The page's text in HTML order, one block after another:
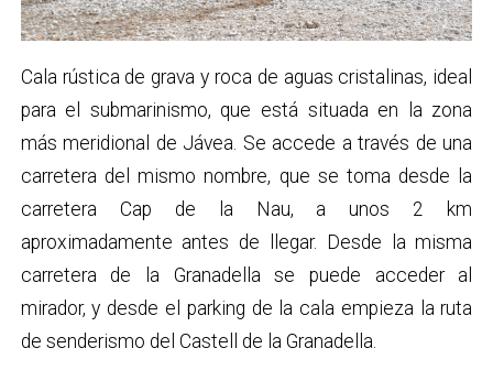
Cala rústica de grava y roca de aguas cristalinas, ideal
para el submarinismo, que está situada en la zona
más meridional de Jávea. Se accede a través de una
carretera del mismo nombre, que se toma desde la
carretera Cap de la Nau, a unos 2 km
aproximadamente antes de llegar. Desde la misma
carretera de la Granadella se puede acceder al
mirador, y desde el parking de la cala empieza la ruta
de senderismo del Castell de la Granadella.